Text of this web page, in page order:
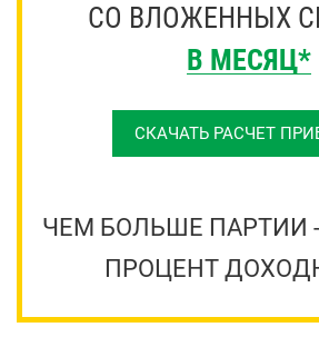
СО ВЛОЖЕННЫХ
В МЕСЯЦ*
СКАЧАТЬ РАСЧЕТ
ЧЕМ БОЛЬШЕ ПАРТИИ
ПРОЦЕНТ